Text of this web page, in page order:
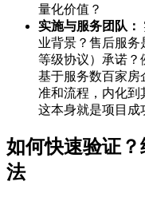
量化价值？
实施与服务团队：
业背景？售后服
等级协议）承诺？
基于服务数百家房
准和流程，内化到
这本身就是项目成
如何快速验证
法